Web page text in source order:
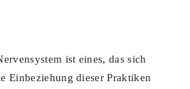
ist eines, das sich
Einbeziehung dieser Praktiken